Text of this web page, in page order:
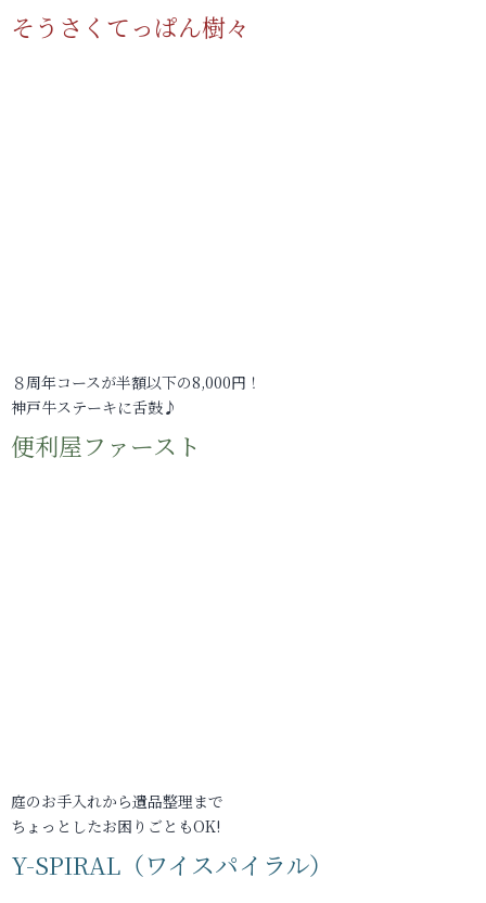
そうさくてっぱん樹々
８周年コースが半額以下の8,000円！
神戸牛ステーキに舌鼓♪
便利屋ファースト
庭のお手入れから遺品整理まで
ちょっとしたお困りごともOK!
Y-SPIRAL（ワイスパイラル）